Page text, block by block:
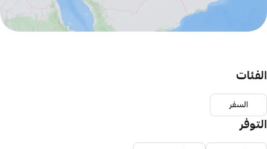
الفئات
السفر
التوفر